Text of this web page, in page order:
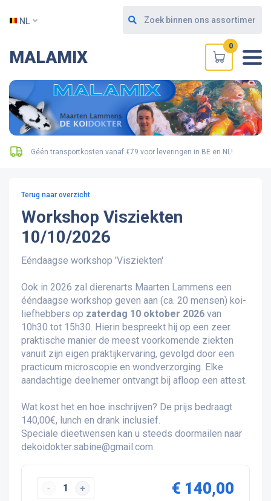
NL
MALAMIX
0
Géén transportkosten vanaf €79 voor leveringen in BE en NL!
Terug naar overzicht
Workshop Visziekten
10/10/2026
Eéndaagse workshop 'Visziekten'
Ook in 2026 zal dierenarts Maarten Lammens een
ééndaagse workshop geven aan (ca. 20 mensen) koi-
liefhebbers op zaterdag 10 oktober 2026 van
10h30 tot 15h30. Hierin bespreekt hij op een zeer
praktische manier de meest voorkomende ziekten
vanuit zijn eigen praktijkervaring, gevolgd door een
practicum microscopie en wondverzorging. Elke
aandachtige deelnemer ontvangt bij afloop een attest.
Wat kost het en hoe inschrijven? De prijs bedraagt
140,00€, lunch en drank inclusief.
Speciale dieetwensen kan u steeds doormailen naar
dekoidokter.sabine@gmail.com
€ 140,00